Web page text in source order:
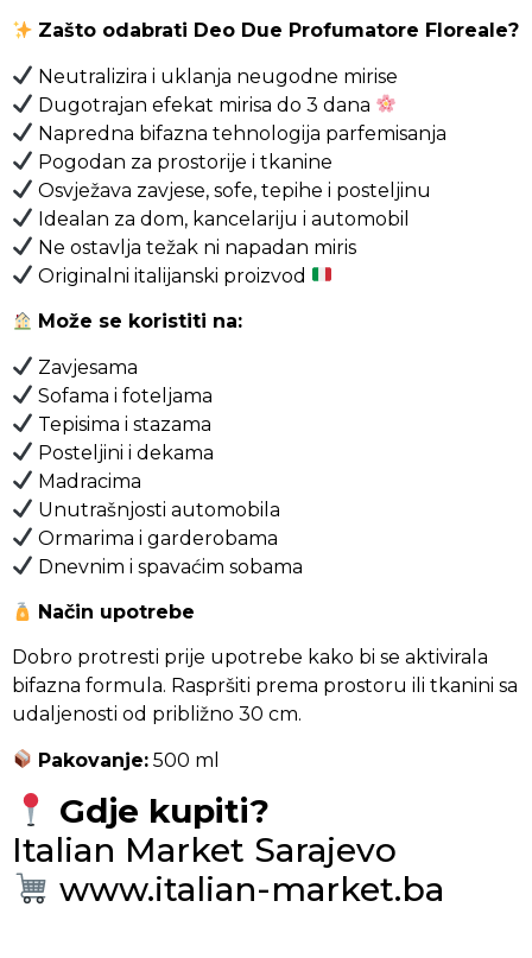
Zašto odabrati Deo Due Profumatore Floreale?
Neutralizira i uklanja neugodne mirise
Dugotrajan efekat mirisa do 3 dana
Napredna bifazna tehnologija parfemisanja
Pogodan za prostorije i tkanine
Osvježava zavjese, sofe, tepihe i posteljinu
Idealan za dom, kancelariju i automobil
Ne ostavlja težak ni napadan miris
Originalni italijanski proizvod
Može se koristiti na:
Zavjesama
Sofama i foteljama
Tepisima i stazama
Posteljini i dekama
Madracima
Unutrašnjosti automobila
Ormarima i garderobama
Dnevnim i spavaćim sobama
Način upotrebe
Dobro protresti prije upotrebe kako bi se aktivirala
bifazna formula. Raspršiti prema prostoru ili tkanini sa
udaljenosti od približno 30 cm.
Pakovanje: 500 ml
Gdje kupiti?
Italian Market Sarajevo
www.italian-market.ba